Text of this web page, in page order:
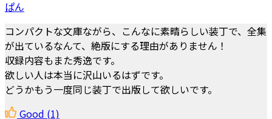
ぱん
コンパクトな文庫ながら、こんなに素晴らしい装丁で、全集
が出ているなんて、絶版にする理由がありません！
収録内容もまた秀逸です。
欲しい人は本当に沢山いるはずです。
どうかもう一度同じ装丁で出版して欲しいです。
Good (1)